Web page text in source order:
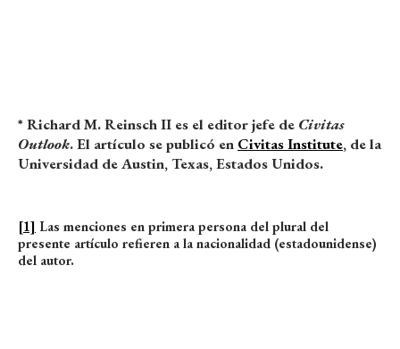
* Richard M. Reinsch II es el editor jefe de Civitas
Outlook. El artículo se publicó en Civitas Institute, de la
Universidad de Austin, Texas, Estados Unidos.
[1] Las menciones en primera persona del plural del
presente artículo refieren a la nacionalidad (estadounidense)
del autor.